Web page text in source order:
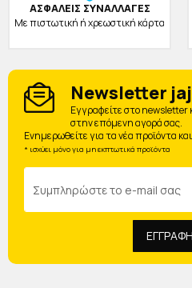
ΑΣΦΑΛΕΙΣ ΣΥΝΑΛΛΑΓΕΣ
Με πιστωτική ή χρεωστική κάρτα
Newsletter
Eγγραφείτε στο newsletter
στην επόμενη αγορά σας.
Ενημερωθείτε για τα νέα προϊόντα
* ισχύει μόνο για μη εκπτωτικά προϊόντα
ΕΓΓΡΑΦΗ